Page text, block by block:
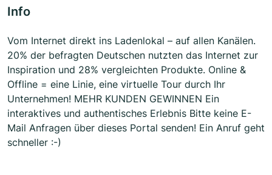
Info
Vom Internet direkt ins Ladenlokal – auf allen Kanälen.
20% der befragten Deutschen nutzten das Internet zur
Inspiration und 28% vergleichten Produkte. Online &
Offline = eine Linie, eine virtuelle Tour durch Ihr
Unternehmen! MEHR KUNDEN GEWINNEN Ein
interaktives und authentisches Erlebnis Bitte keine E-
Mail Anfragen über dieses Portal senden! Ein Anruf geht
schneller :-)